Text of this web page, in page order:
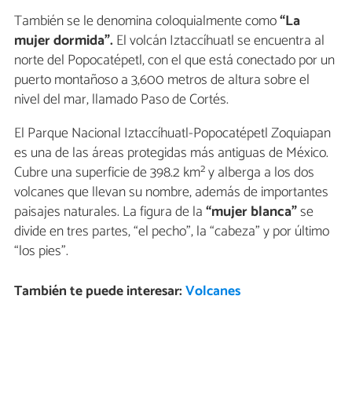
También se le denomina coloquialmente como“La
mujer dormida”.El volcán Iztaccíhuatl se encuentra al
norte del Popocatépetl, con el que está conectado por un
puerto montañoso a 3,600 metros de altura sobre el
nivel del mar, llamado Paso de Cortés.
El Parque Nacional Iztaccíhuatl-Popocatépetl Zoquiapan
es una de las áreas protegidas más antiguas de México.
Cubre una superficie de 398.2 km² y alberga a los dos
volcanes que llevan su nombre, además de importantes
paisajes naturales. La figura de la“mujer blanca”se
divide en tres partes, “el pecho”, la “cabeza” y por último
“los pies”.
También te puede interesar:Volcanes